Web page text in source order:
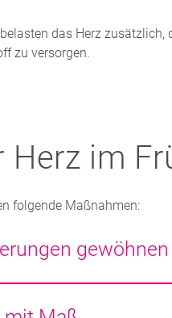
das Herz zusätzlich,
zu versorgen.
Herz im
folgende Maßnahmen:
gewöhnen
kann das Herz
das Gefäßsystem zu